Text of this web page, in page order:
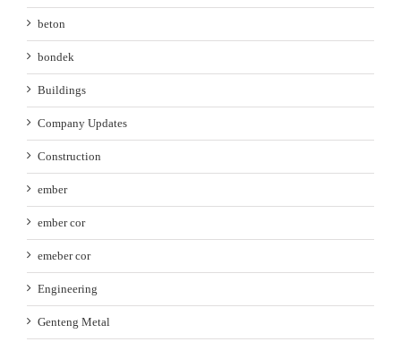
beton
bondek
Buildings
Company Updates
Construction
ember
ember cor
emeber cor
Engineering
Genteng Metal